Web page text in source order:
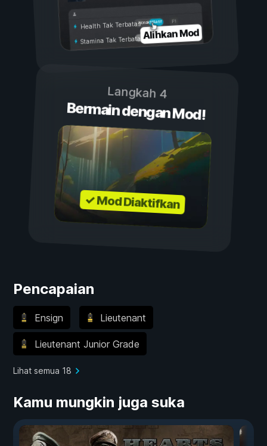
Aktif
Nonaktif
Health Tak Terbatas
Stamina Tak TerbatasAlihkan Mod
Langkah 4
Bermain dengan Mod!
✓ Mod Diaktifkan
Pencapaian
Ensign Lieutenant
Lieutenant Junior Grade
Lihat semua 18
Kamu mungkin juga suka